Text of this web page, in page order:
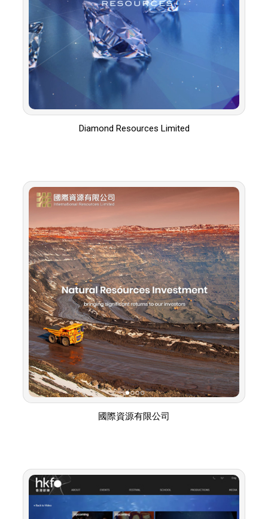
Diamond Resources Limited
國際資源有限公司